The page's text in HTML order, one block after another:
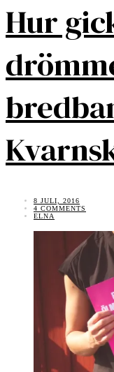
Hur
8 JULI, 2016
4 COMMENTS
ELNA